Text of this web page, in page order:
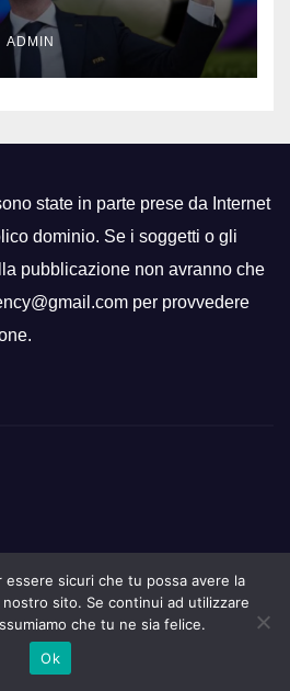
ADMIN
state in parte prese da Internet
dominio. Se i soggetti o gli
pubblicazione non avranno che
per provvedere
|Tema: Newsup di
essere sicuri che tu possa avere la
sito. Se continui ad utilizzare
che tu ne sia felice.
Ok